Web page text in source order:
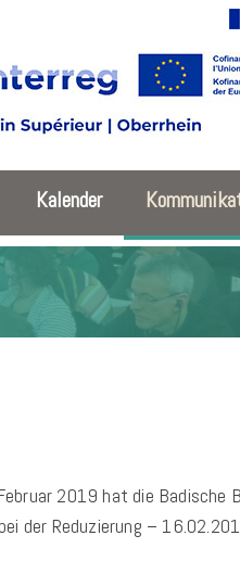
Kalender
2019 hat die Badische
der Reduzierung –